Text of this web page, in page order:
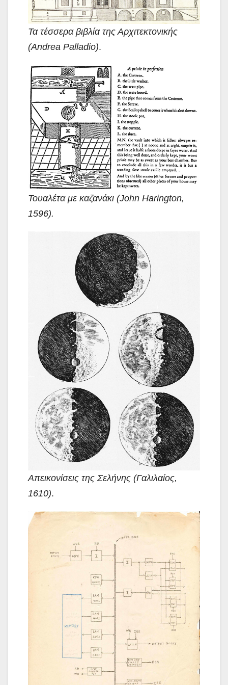
Τα τέσσερα βιβλία της Αρχιτεκτονικής
(Andrea Palladio).
Τουαλέτα με καζανάκι (John Harington,
1596).
Απεικονίσεις της Σελήνης (Γαλιλαίος,
1610).